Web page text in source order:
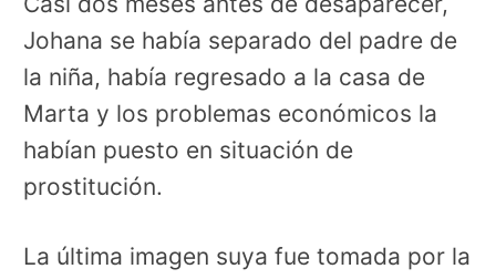
Johana se había separado del padre de
la niña, había regresado a la casa de
Marta y los problemas económicos la
habían puesto en situación de
prostitución.
La última imagen suya fue tomada por la